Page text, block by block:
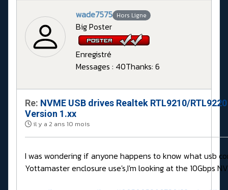
wade7575 Hors Ligne
Big Poster
Enregistré
Messages : 40Thanks: 6
Re: NVME USB drives Realtek RTL9210/
Version 1.xx
il y a 2 ans 10 mois
I was wondering if anyone happens to know what usb
Yottamaster enclosure use's,I'm looking at the 10Gbps